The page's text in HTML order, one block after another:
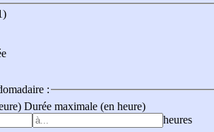
:
Durée maximale (en heure)
heures